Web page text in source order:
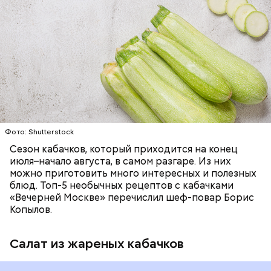
Фото: Shutterstock
Сезон кабачков, который приходится на конец
июля–начало августа, в самом разгаре. Из них
можно приготовить много интересных и полезных
блюд. Топ-5 необычных рецептов с кабачками
«Вечерней Москве» перечислил шеф-повар Борис
Копылов.
Салат из жареных кабачков
ЕДА ОВОЩИ РЕЦЕПТЫ
Вред дыни
Фото: Shutterstock